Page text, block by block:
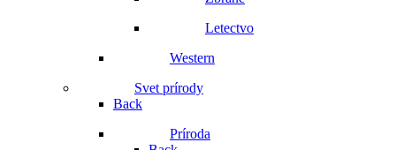
Letectvo
Western
Svet prírody
Back
Príroda